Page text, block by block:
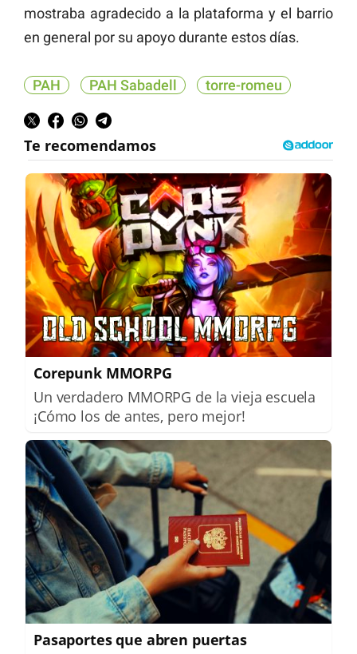
mostraba agradecido a la plataforma y el barrio
en general por su apoyo durante estos días.
PAH PAH Sabadell torre-romeu
Corepunk MMORPG
Un verdadero MMORPG de la vieja escuela
¡Cómo los de antes, pero mejor!
Pasaportes que abren puertas